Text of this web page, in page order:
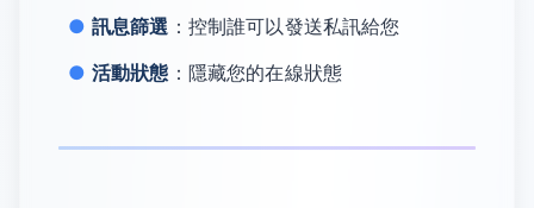
訊息篩選 ：控制誰可以發送私訊給您
活動狀態 ：隱藏您的在線狀態